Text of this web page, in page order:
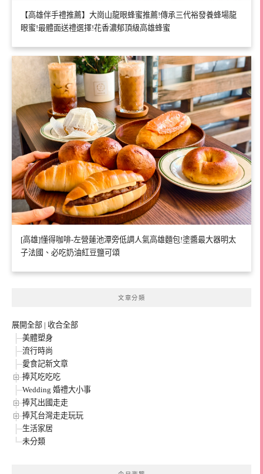
【高雄伴手禮推薦】大崗山龍眼蜂蜜推薦!傳承三代裕發養蜂場龍
眼蜜!最體面送禮選擇!花香濃郁頂級高雄蜂蜜
[高雄]懂得咖啡-左營蓮池潭旁低調人氣高雄麵包!塗醬最大器明太
子法國、必吃奶油紅豆鹽可頌
文章分類
展開全部 | 收合全部
美體塑身
流行時尚
愛食記新文章
捧芃吃吃吃
Wedding 婚禮大小事
捧芃出國走走
捧芃台灣走走玩玩
生活家居
未分類